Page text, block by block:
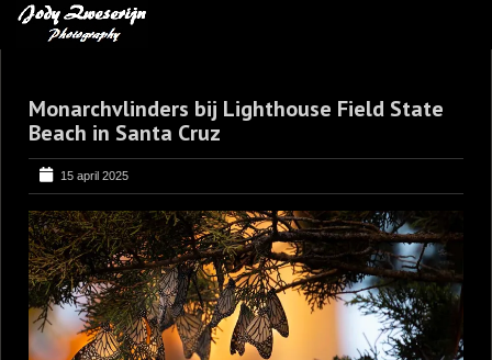
BLOG
BENCE MATE FOTOHUTTEN
OVER MIJ
CONTACT
Monarchvlinders bij Lighthouse Field State
Beach in Santa Cruz
15 april 2025